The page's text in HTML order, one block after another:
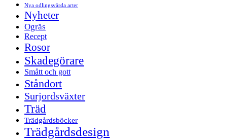
Nya odlingsvärda arter
Nyheter
Ogräs
Recept
Rosor
Skadegörare
Smått och gott
Ståndort
Surjordsväxter
Träd
Trädgårdsböcker
Trädgårdsdesign